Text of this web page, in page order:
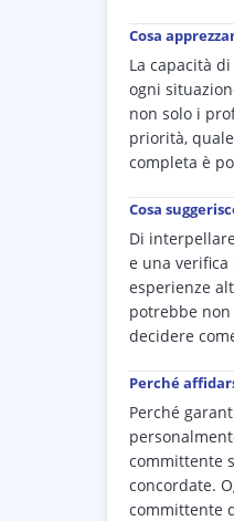
Cosa
La capacità
ogni
non solo i
priorità,
completa è
Cosa
Di
e una verifica
esperienze
potrebbe
decidere
Perché
Perché
committente
concordate.
committente